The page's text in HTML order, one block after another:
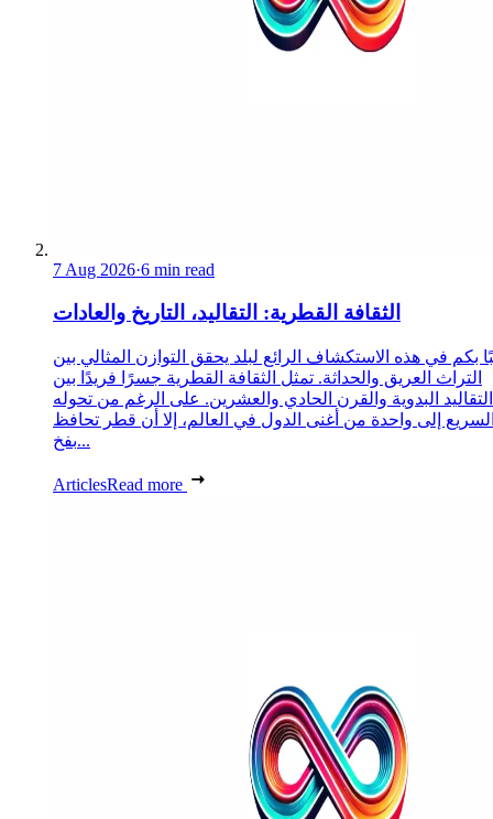
7 Aug 2026·6 min read
الثقافة القطرية: التقاليد، التاريخ والعادات
بكم في هذه الاستكشاف الرائع لبلد يحقق التوازن المثالي بين
التراث العريق والحداثة. تمثل الثقافة القطرية جسرًا فريدًا بين
التقاليد البدوية والقرن الحادي والعشرين. على الرغم من تحوله
إلى واحدة من أغنى الدول في العالم، إلا أن قطر تحافظ
بفخ...
ArticlesRead more